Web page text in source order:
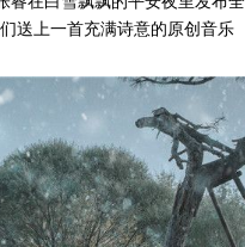
送上一首充满诗意的原创音乐